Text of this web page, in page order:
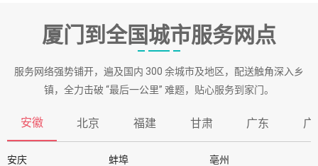
厦门到全国城市服务网点
服务网络强势铺开，遍及国内 300 余城市及地区，配送触角深入乡
镇，全力击破 “最后一公里” 难题，贴心服务到家门。
安徽 北京 福建 甘肃 广东 广
安庆 蚌埠
亳州